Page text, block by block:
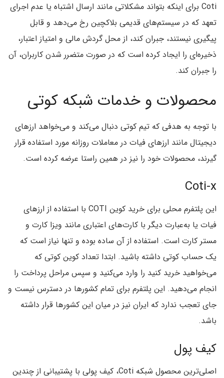
Coti برای اینکه بتواند مشکلاتی مانند ارسال اشتباه یا عدم اجرای
تعهد که در سیستم‌های قدیمی بلاکچین رخ می‌دهد و قابل
پیگیری نیستند، جبران کند، از محل گردش مالی و امتیاز اعتبار،
ذخیره‌ای را ایجاد کرده است که در صورت متضرر شدن کاربران، آن
را جبران کند.
محصولات و خدمات شبکه کوتی
با توجه به هدفی که تیم کوتی دنبال می‌کند و می‌خواهد ارزهای
دیجیتال مانند ارزهای فیات در معاملات روزانه مورد استفاده قرار
گیرند، محصولات خود را نیز در همین راستا عرضه کرده است.
Coti-x
این پلتفرم محلی برای خرید کوین COTI با استفاده از ارزهای
فیات یا به‌عبارت دیگر با کارت‌های اعتباری مانند ویزا کارت و
مستر کارت است. استفاده از آن ساده بوده و تنها نیاز است که
یک حساب کوتی داشته باشید. ابتدا تعداد کوین کوتی که
می‌خواهید خرید کنید را وارد می‌کنید و سپس مراحل پرداخت را
انجام می‌دهید. این پلتفرم برای تمام کشورها در دسترس نیست و
جای تعجب ندارد که ایران نیز در میان این کشورها قرار داشته
باشد.
کیف پول
اصلی‌ترین محصول شبکه Coti، کیف پولی با پشتیبانی از چندین